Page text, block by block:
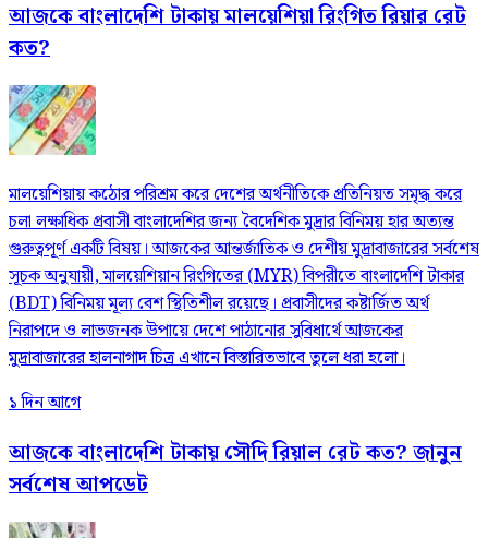
আজকে বাংলাদেশি টাকায় মালয়েশিয়া রিংগিত রিয়ার রেট
কত?
মালয়েশিয়ায় কঠোর পরিশ্রম করে দেশের অর্থনীতিকে প্রতিনিয়ত সমৃদ্ধ করে
চলা লক্ষাধিক প্রবাসী বাংলাদেশির জন্য বৈদেশিক মুদ্রার বিনিময় হার অত্যন্ত
গুরুত্বপূর্ণ একটি বিষয়। আজকের আন্তর্জাতিক ও দেশীয় মুদ্রাবাজারের সর্বশেষ
সূচক অনুযায়ী, মালয়েশিয়ান রিংগিতের (MYR) বিপরীতে বাংলাদেশি টাকার
(BDT) বিনিময় মূল্য বেশ স্থিতিশীল রয়েছে। প্রবাসীদের কষ্টার্জিত অর্থ
নিরাপদে ও লাভজনক উপায়ে দেশে পাঠানোর সুবিধার্থে আজকের
মুদ্রাবাজারের হালনাগাদ চিত্র এখানে বিস্তারিতভাবে তুলে ধরা হলো।
১ দিন আগে
আজকে বাংলাদেশি টাকায় সৌদি রিয়াল রেট কত? জানুন
সর্বশেষ আপডেট